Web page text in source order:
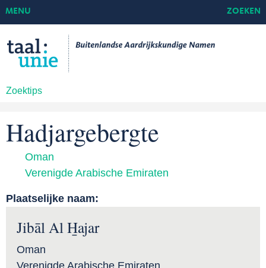
Zoektips
MENU ZOEKEN
Hadjargebergte
Oman
Verenigde Arabische Emiraten
Plaatselijke naam:
Jibāl Al H̱ajar
Oman
Verenigde Arabische Emiraten